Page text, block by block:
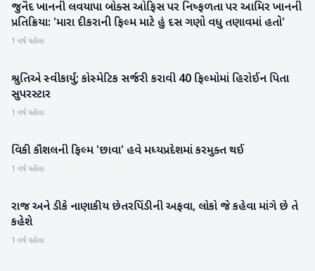
મનોરંજન
જુનૈદ ખાનની લવયાપા બોક્સ ઓફિસ પર નિષ્ફળતા પર આમિર ખાનની
પ્રતિક્રિયા: 'મારા દીકરાની ફિલ્મ માટે હું દસ ગણો વધુ તણાવમાં હતો'
1 વર્ષ પહેલા
મનોરંજન
શ્રુતિએ સ્વીકાર્યું; કોસ્મેટિક સર્જરી કરાવી 40 ફિલ્મોમાં હિરોઈન પિતા
સુપરસ્ટાર
1 વર્ષ પહેલા
મનોરંજન
વિકી કૌશલની ફિલ્મ 'છાવા' હવે મધ્યપ્રદેશમાં કરમુક્ત થઈ
1 વર્ષ પહેલા
મનોરંજન
રાજ અને ડીકે નાણાકીય છેતરપિંડીની અફવા, લોકો જે કહેવા માંગે છે તે
કહેશે
1 વર્ષ પહેલા